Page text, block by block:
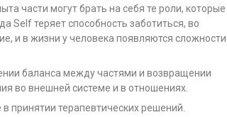
части могут брать на себя те роли, которые
Self теряет способность заботиться, во
и в жизни у человека появляются сложности
баланса между частями и возвращении
во внешней системе и в отношениях.
принятии терапевтических решений.